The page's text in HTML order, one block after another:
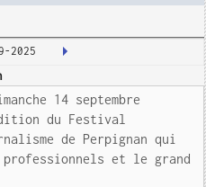
2025
14 septembre
du Festival
de Perpignan qui
et le grand